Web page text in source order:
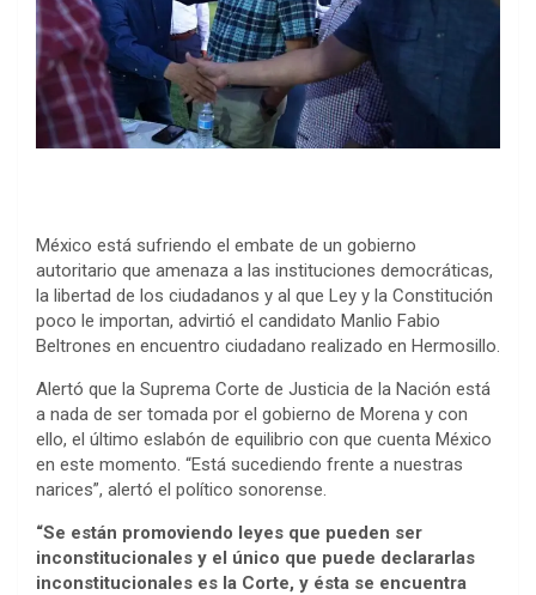
México está sufriendo el embate de un gobierno
autoritario que amenaza a las instituciones democráticas,
la libertad de los ciudadanos y al que Ley y la Constitución
poco le importan, advirtió el candidato Manlio Fabio
Beltrones en encuentro ciudadano realizado en Hermosillo.
Alertó que la Suprema Corte de Justicia de la Nación está
a nada de ser tomada por el gobierno de Morena y con
ello, el último eslabón de equilibrio con que cuenta México
en este momento. “Está sucediendo frente a nuestras
narices”, alertó el político sonorense.
“Se están promoviendo leyes que pueden ser
inconstitucionales y el único que puede declararlas
inconstitucionales es la Corte, y ésta se encuentra